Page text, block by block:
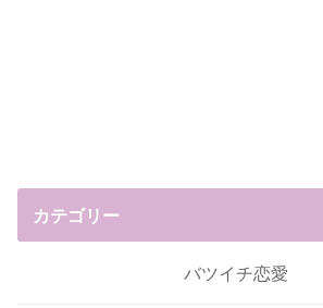
カテゴリー
バツイチ恋愛